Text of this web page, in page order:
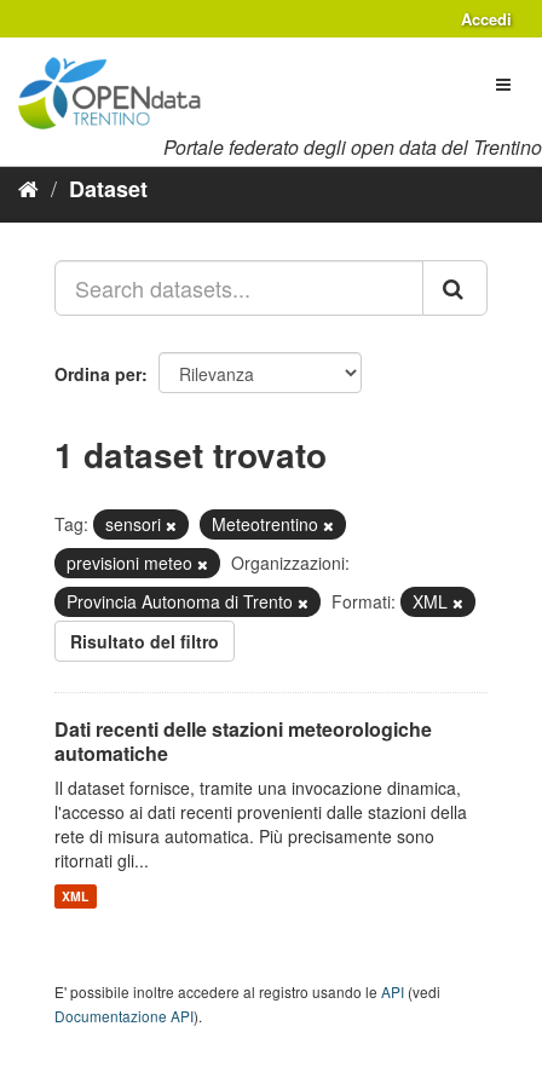
al
contenuto
Accedi
Portale federato degli open data del Trentino
Dataset
Ordina per
1 dataset trovato
Tag: sensori
Meteotrentino
previsioni meteo
Organizzazioni:
Provincia Autonoma di Trento
Formati:
XML
Risultato del filtro
Dati recenti delle stazioni meteorologiche
automatiche
Il dataset fornisce, tramite una invocazione dinamica,
l'accesso ai dati recenti provenienti dalle stazioni della
rete di misura automatica. Più precisamente sono
ritornati gli...
XML
E' possibile inoltre accedere al registro usando le API (vedi
Documentazione API).